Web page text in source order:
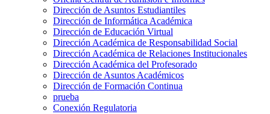
Dirección de Asuntos Estudiantiles
Dirección de Informática Académica
Dirección de Educación Virtual
Dirección Académica de Responsabilidad Social
Dirección Académica de Relaciones Institucionales
Dirección Académica del Profesorado
Dirección de Asuntos Académicos
Dirección de Formación Continua
prueba
Conexión Regulatoria